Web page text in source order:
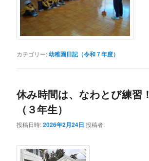
カテゴリー:幼稚園日記（令和７年度）
休み時間は、なわとび練習！
（３年生）
投稿日時:2026年2月24日 投稿者: